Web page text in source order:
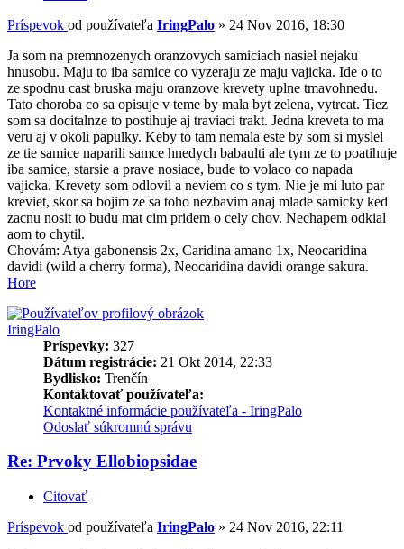
Príspevok od používateľa IringPalo » 24 Nov 2016, 18:30
Ja som na premnozenych oranzovych samiciach nasiel nejaku
hnusobu. Maju to iba samice co vyzeraju ze maju vajicka. Ide o to
ze spodnu cast bruska maju oranzove krevety uplne tmavohnedu.
Tato choroba co sa opisuje v teme by mala byt zelena, vytrcat. Tiez
som sa docitalnze to postihuje aj traviaci trakt. Jedna kreveta to ma
veru aj v okoli papulky. Keby to tam nemala este by som si myslel
ze tie samice naparili samce hnedych babaulti ale tym ze to poatihuje
iba samice, starsie a prave nosiace, bude to volaco co napada
vajicka. Krevety som odlovil a neviem co s tym. Nie je mi luto par
kreviet, skor sa bojim ze sa toho nezbavim anaj mlade samicky ked
zacnu nosit to budu mat cim pridem o cely chov. Nechapem odkial
aom to chytil.
Chovám: Atya gabonensis 2x, Caridina amano 1x, Neocaridina
davidi (wild a cherry forma), Neocaridina davidi orange sakura.
Hore
IringPalo
Príspevky: 327
Dátum registrácie: 21 Okt 2014, 22:33
Bydlisko: Trenčín
Kontaktovať používateľa:
Kontaktné informácie používateľa - IringPalo
Odoslať súkromnú správu
Re: Prvoky Ellobiopsidae
Citovať
Príspevok od používateľa IringPalo » 24 Nov 2016, 22:11